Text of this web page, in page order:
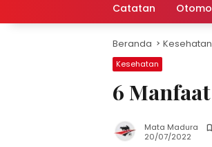
Catatan
Beranda Kesehatan
Kesehatan
6
Mata Madura
20/07/2022